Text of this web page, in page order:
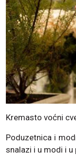
Kremasto voćni
Poduzetnica i
snalazi i u modi i u